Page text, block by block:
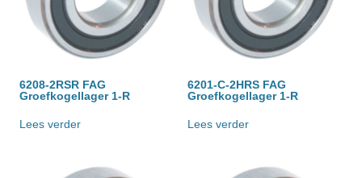
6208-2RSR FAG
Groefkogellager 1-R
Lees verder
6201-C-2HRS FAG
Groefkogellager 1-R
Lees verder